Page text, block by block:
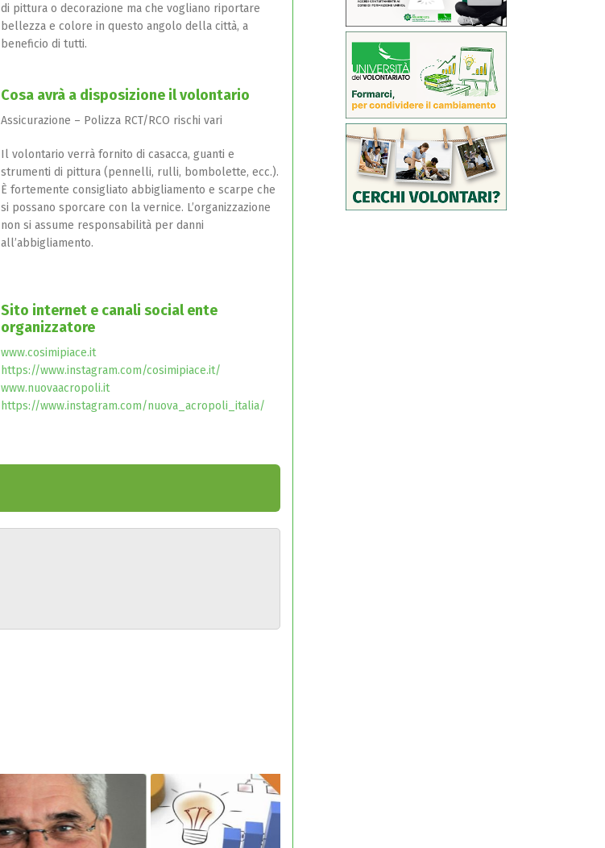
di pittura o decorazione ma che vogliano riportare
bellezza e colore in questo angolo della città, a
beneficio di tutti.
Cosa avrà a disposizione il volontario
Assicurazione – Polizza RCT/RCO rischi vari
Il volontario verrà fornito di casacca, guanti e
strumenti di pittura (pennelli, rulli, bombolette, ecc.).
È fortemente consigliato abbigliamento e scarpe che
si possano sporcare con la vernice. L’organizzazione
non si assume responsabilità per danni
all’abbigliamento.
Sito internet e canali social ente
organizzatore
www.cosimipiace.it
https://www.instagram.com/cosimipiace.it/
www.nuovaacropoli.it
https://www.instagram.com/nuova_acropoli_italia/